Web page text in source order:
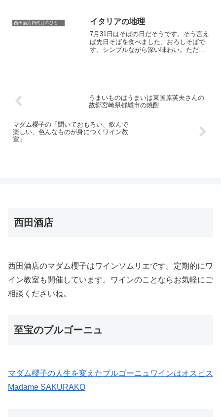
西田酒店四代目のひとり言 イタリアの地理
7月31日はそばの日だそうです。そう言え
ば先日そばを食べました。おろしそばで
す。シンプルながら深い味わい。ただ辛
うまいものはうまいは東国原英夫さんの
故郷宮崎県都城市の焼酎
マダム櫻子の「聞いておもろい、飲んで
楽しい、色んなものが身につくワイン教
室」
西田酒店
西田酒店のマダム櫻子はワインソムリエです。定期的にワ
イン教室も開催しています。ワインのことならお気軽にご
相談くださいね。
至宝のブルゴーニュ
マダム櫻子の人生を変えたブルゴーニュワインはオスピス
Madame SAKURAKO